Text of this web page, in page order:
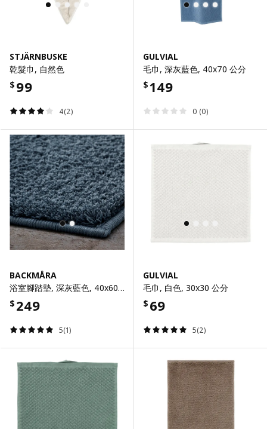
STJÄRNBUSKE
乾髮巾, 自然色
$ 99
4(2)
GULVIAL
毛巾, 深灰藍色, 40x70 公分
$149
0 (0)
BACKMÅRA
浴室腳踏墊, 深灰藍色, 40x60 公分
$ 249
5(1)
GULVIAL
毛巾, 白色, 30x30 公分
$ 69
5(2)